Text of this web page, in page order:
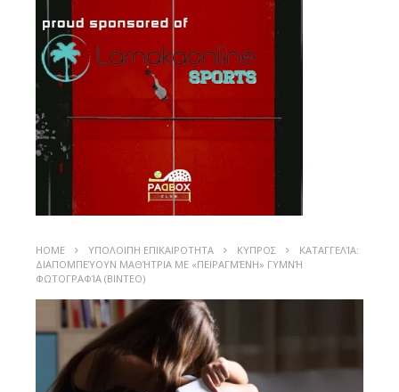
HOME ΥΠΟΛΟΙΠΗ ΕΠΙΚΑΙΡΟΤΗΤΑ ΚΥΠΡΟΣ
ΚΑΤΑΓΓΕΛΊΑ:
ΔΙΑΠΟΜΠΕΎΟΥΝ ΜΑΘΉΤΡΙΑ ΜΕ «ΠΕΙΡΑΓΜΈΝΗ» ΓΥΜΝΉ
ΦΩΤΟΓΡΑΦΊΑ (ΒΙΝΤΕΟ)